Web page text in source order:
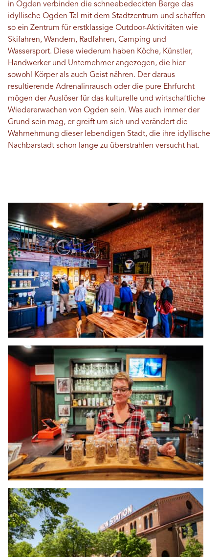
in Ogden verbinden die schneebedeckten Berge das
idyllische Ogden Tal mit dem Stadtzentrum und schaffen
so ein Zentrum für erstklassige Outdoor-Aktivitäten wie
Skifahren, Wandern, Radfahren, Camping und
Wassersport. Diese wiederum haben Köche, Künstler,
Handwerker und Unternehmer angezogen, die hier
sowohl Körper als auch Geist nähren. Der daraus
resultierende Adrenalinrausch oder die pure Ehrfurcht
mögen der Auslöser für das kulturelle und wirtschaftliche
Wiedererwachen von Ogden sein. Was auch immer der
Grund sein mag, er greift um sich und verändert die
Wahrnehmung dieser lebendigen Stadt, die ihre idyllische
Nachbarstadt schon lange zu überstrahlen versucht hat.